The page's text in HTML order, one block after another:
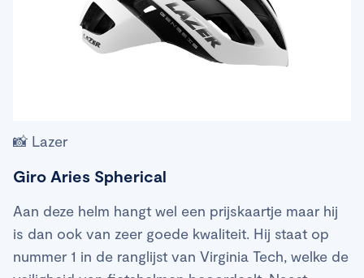
📸 Lazer
Giro Aries Spherical
Aan deze helm hangt wel een prijskaartje maar hij
is dan ook van zeer goede kwaliteit. Hij staat op
nummer 1 in de ranglijst van Virginia Tech, welke de